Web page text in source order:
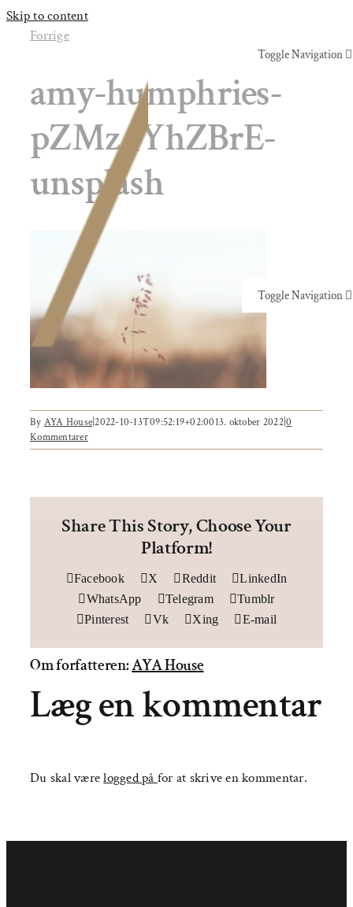
Skip to content
Toggle Navigation
Events
Uddannelser & kurser
Om AYA House
Toggle Navigation
Yoga & Bevægelse
Behandling
Events
Uddannelser & kurser
Lokaler
Om AYA House
Forrige
amy-humphries-
pZMz_YhZBrE-
unsplash
By AYA House|2022-10-13T09:52:19+02:0013. oktober 2022|0
Kommentarer
Share This Story, Choose Your
Platform!
Facebook X Reddit
LinkedIn
WhatsApp
Telegram
Tumblr
Pinterest
Vk Xing E-mail
Om forfatteren:AYA House
Læg en kommentar
Du skal værelogged på for at skrive en kommentar.